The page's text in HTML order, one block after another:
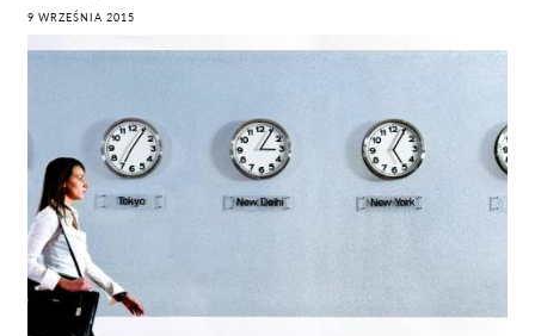
9 WRZEŚNIA 2015